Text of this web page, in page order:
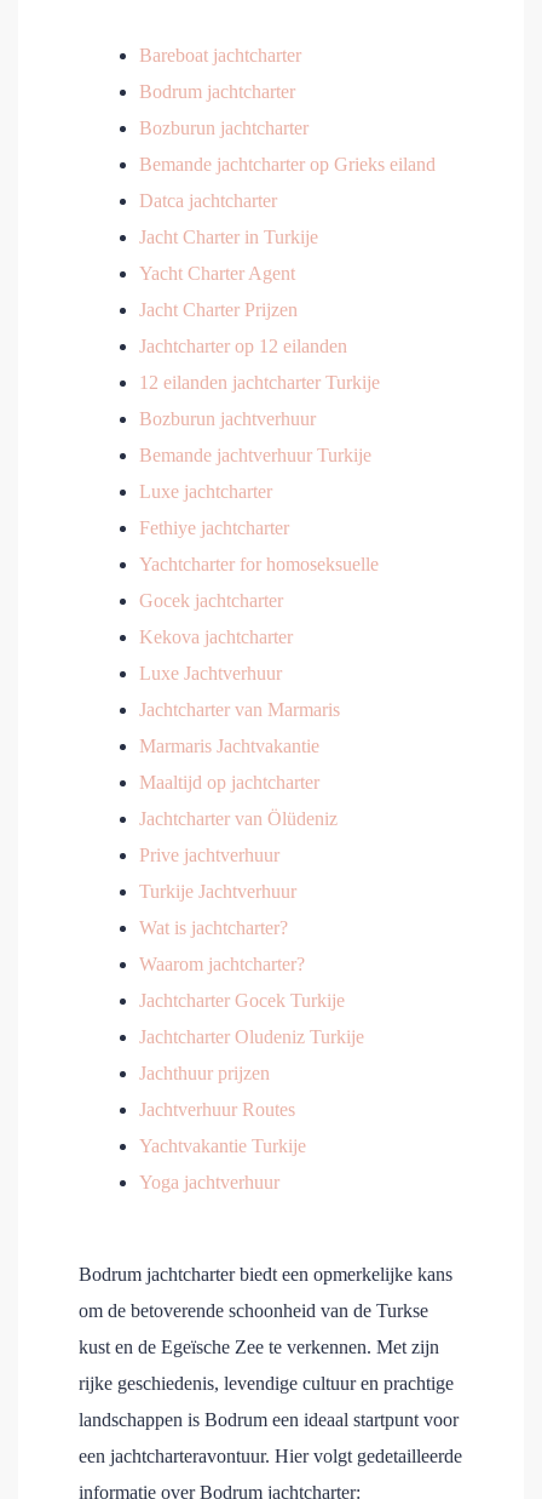
Bareboat jachtcharter
Bodrum jachtcharter
Bozburun jachtcharter
Bemande jachtcharter op Grieks eiland
Datca jachtcharter
Jacht Charter in Turkije
Yacht Charter Agent
Jacht Charter Prijzen
Jachtcharter op 12 eilanden
12 eilanden jachtcharter Turkije
Bozburun jachtverhuur
Bemande jachtverhuur Turkije
Luxe jachtcharter
Fethiye jachtcharter
Yachtcharter for homoseksuelle
Gocek jachtcharter
Kekova jachtcharter
Luxe Jachtverhuur
Jachtcharter van Marmaris
Marmaris Jachtvakantie
Maaltijd op jachtcharter
Jachtcharter van Ölüdeniz
Prive jachtverhuur
Turkije Jachtverhuur
Wat is jachtcharter?
Waarom jachtcharter?
Jachtcharter Gocek Turkije
Jachtcharter Oludeniz Turkije
Jachthuur prijzen
Jachtverhuur Routes
Yachtvakantie Turkije
Yoga jachtverhuur
Bodrum jachtcharter biedt een opmerkelijke kans
om de betoverende schoonheid van de Turkse
kust en de Egeïsche Zee te verkennen. Met zijn
rijke geschiedenis, levendige cultuur en prachtige
landschappen is Bodrum een ideaal startpunt voor
een jachtcharteravontuur. Hier volgt gedetailleerde
informatie over Bodrum jachtcharter: